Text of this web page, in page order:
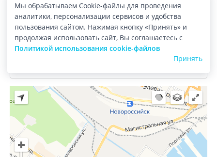
Все банки Карта Список
Город:Новороссийск
Мы обрабатываем Cookie-файлы для проведения
аналитики, персонализации сервисов и удобства
пользования сайтом. Нажимая кнопку «Принять» и
продолжая использовать сайт, Вы соглашаетесь с
Политикой использования cookie-файлов
Принять